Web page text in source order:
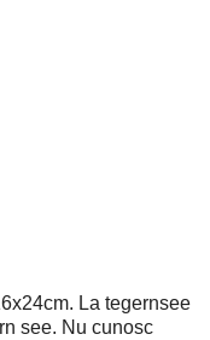
La tegernsee
see. Nu cunosc